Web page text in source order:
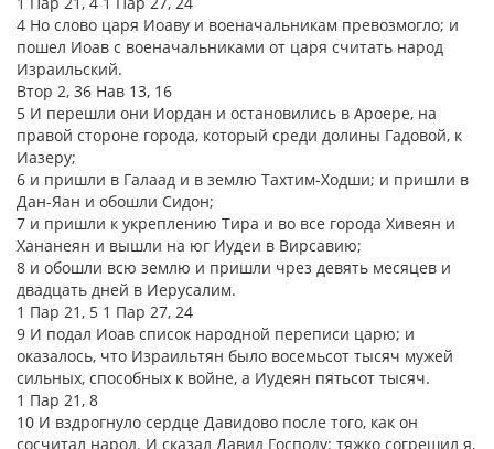
4 Но слово царя Иоаву и военачальникам превозмогло; и
пошел Иоав с военачальниками от царя считать народ
Израильский.
Втор 2, 36 Нав 13, 16
5 И перешли они Иордан и остановились в Ароере, на
правой стороне города, который среди долины Гадовой, к
Иазеру;
6 и пришли в Галаад и в землю Тахтим-Ходши; и пришли в
Дан-Яан и обошли Сидон;
7 и пришли к укреплению Тира и во все города Хивеян и
Хананеян и вышли на юг Иудеи в Вирсавию;
8 и обошли всю землю и пришли чрез девять месяцев и
двадцать дней в Иерусалим.
1 Пар 21, 5 1 Пар 27, 24
9 И подал Иоав список народной переписи царю; и
оказалось, что Израильтян было восемьсот тысяч мужей
сильных, способных к войне, а Иудеян пятьсот тысяч.
1 Пар 21, 8
10 И вздрогнуло сердце Давидово после того, как он
сосчитал народ. И сказал Давид Господу: тяжко согрешил я,